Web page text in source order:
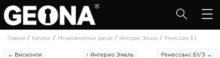
Главная / Каталог / Межкомнатные двери / Интерио Эмаль / Ренессанс Б1
← Висконти ↑ Интерио Эмаль Ренессанс Б1/3 →